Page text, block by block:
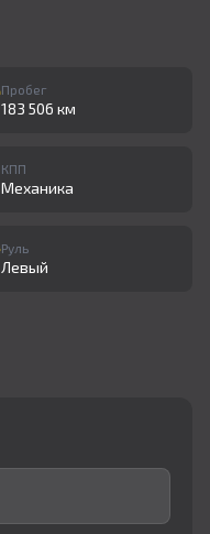
Пробег
183 506 км
КПП
Механика
Руль
Левый